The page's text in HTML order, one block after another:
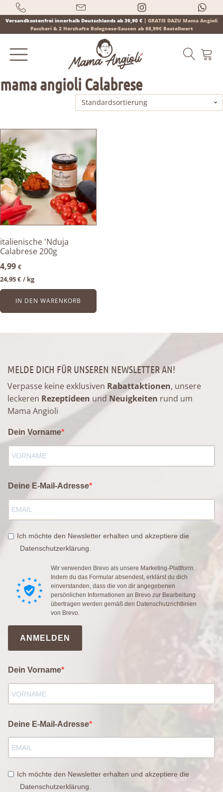
Versandkostenfrei innerhalb Deutschlands ab 39,90 € | GRATIS DAZU Mama Angioli
Paccheri & 2 Herzhafte Bolognese-Saucen ab 68,99€ Bestellwert
mama angioli Calabrese
italienische 'Nduja
Calabrese 200g
4,99 €
24,95€ / kg
IN DEN WARENKORB
MELDE DICH FÜR UNSEREN NEWSLETTER AN!
Verpasse keine exklusiven Rabattaktionen, unsere
leckeren Rezeptideen und Neuigkeiten rund um
Mama Angioli
Dein Vorname
Deine E-Mail-Adresse
Ich möchte den Newsletter erhalten und akzeptiere die
Datenschutzerklärung.
Wir verwenden Brevo als unsere Marketing-Plattform.
Indem du das Formular absendest, erklärst du dich
einverstanden, dass die von dir angegebenen
persönlichen Informationen an Brevo zur Bearbeitung
übertragen werden gemäß den Datenschutzrichtlinien
von Brevo.
ANMELDEN
Dein Vorname
Deine E-Mail-Adresse
Ich möchte den Newsletter erhalten und akzeptiere die
Datenschutzerklärung.